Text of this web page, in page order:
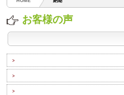
お客様の声
>
>
>